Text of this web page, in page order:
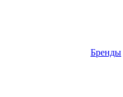
Бренды